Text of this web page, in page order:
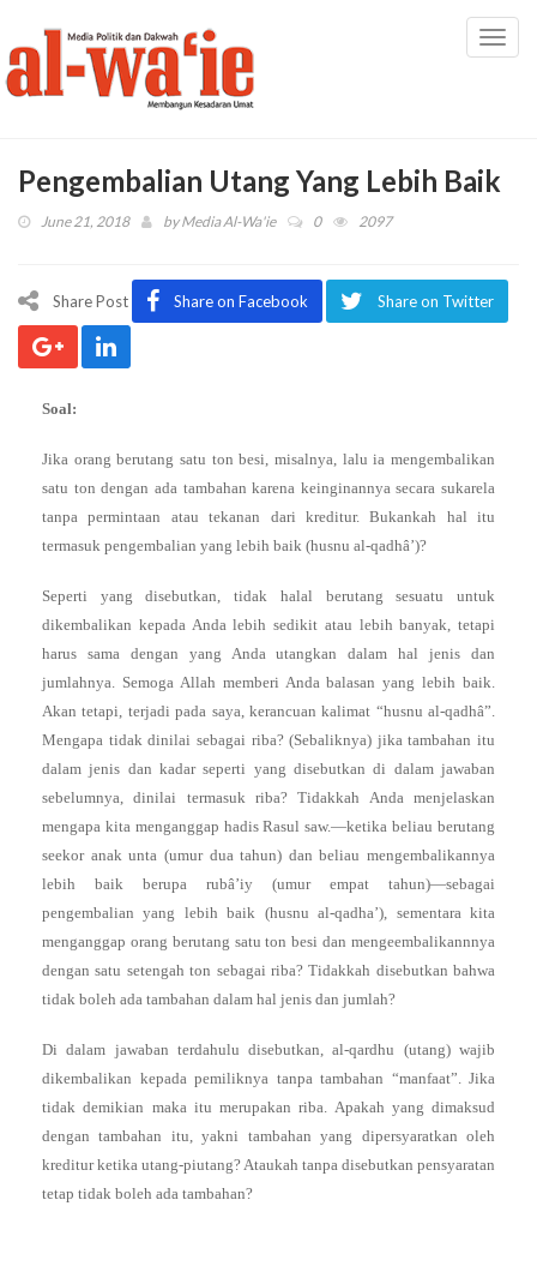
Pengembalian Utang Yang Lebih Baik
June 21, 2018 byMedia Al-Wa'ie 0 2097
Share Post Share on Facebook Share on Twitter
Soal:
Jika orang berutang satu ton besi, misalnya, lalu ia mengembalikan
satu ton dengan ada tambahan karena keinginannya secara sukarela
tanpa permintaan atau tekanan dari kreditur. Bukankah hal itu
termasuk pengembalian yang lebih baik (husnu al-qadhâ’)?
Seperti yang disebutkan, tidak halal berutang sesuatu untuk
dikembalikan kepada Anda lebih sedikit atau lebih banyak, tetapi
harus sama dengan yang Anda utangkan dalam hal jenis dan
jumlahnya. Semoga Allah memberi Anda balasan yang lebih baik.
Akan tetapi, terjadi pada saya, kerancuan kalimat “husnu al-qadhâ”.
Mengapa tidak dinilai sebagai riba? (Sebaliknya) jika tambahan itu
dalam jenis dan kadar seperti yang disebutkan di dalam jawaban
sebelumnya, dinilai termasuk riba? Tidakkah Anda menjelaskan
mengapa kita menganggap hadis Rasul saw.—ketika beliau berutang
seekor anak unta (umur dua tahun) dan beliau mengembalikannya
lebih baik berupa rubâ’iy (umur empat tahun)—sebagai
pengembalian yang lebih baik (husnu al-qadha’), sementara kita
menganggap orang berutang satu ton besi dan mengeembalikannnya
dengan satu setengah ton sebagai riba? Tidakkah disebutkan bahwa
tidak boleh ada tambahan dalam hal jenis dan jumlah?
Di dalam jawaban terdahulu disebutkan, al-qardhu (utang) wajib
dikembalikan kepada pemiliknya tanpa tambahan “manfaat”. Jika
tidak demikian maka itu merupakan riba. Apakah yang dimaksud
dengan tambahan itu, yakni tambahan yang dipersyaratkan oleh
kreditur ketika utang-piutang? Ataukah tanpa disebutkan pensyaratan
tetap tidak boleh ada tambahan?